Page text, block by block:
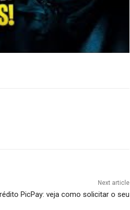
Next article
PicPay: veja como solicitar o seu